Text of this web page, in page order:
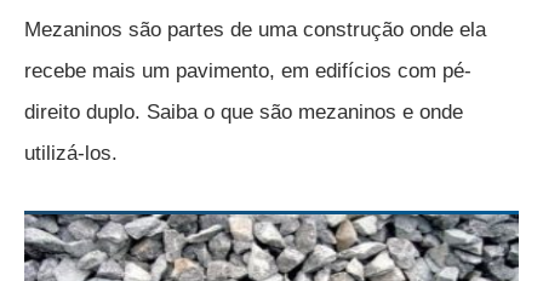
Mezaninos são partes de uma construção onde ela
recebe mais um pavimento, em edifícios com pé-
direito duplo. Saiba o que são mezaninos e onde
utilizá-los.